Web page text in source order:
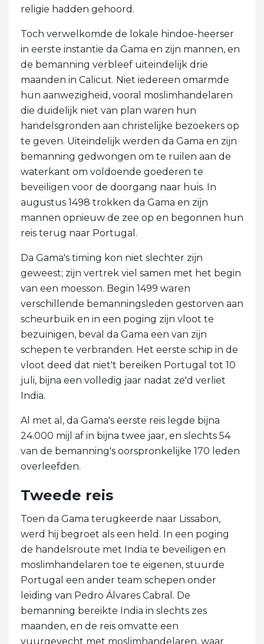
religie hadden gehoord.
Toch verwelkomde de lokale hindoe-heerser
in eerste instantie da Gama en zijn mannen, en
de bemanning verbleef uiteindelijk drie
maanden in Calicut. Niet iedereen omarmde
hun aanwezigheid, vooral moslimhandelaren
die duidelijk niet van plan waren hun
handelsgronden aan christelijke bezoekers op
te geven. Uiteindelijk werden da Gama en zijn
bemanning gedwongen om te ruilen aan de
waterkant om voldoende goederen te
beveiligen voor de doorgang naar huis. In
augustus 1498 trokken da Gama en zijn
mannen opnieuw de zee op en begonnen hun
reis terug naar Portugal.
Da Gama's timing kon niet slechter zijn
geweest; zijn vertrek viel samen met het begin
van een moesson. Begin 1499 waren
verschillende bemanningsleden gestorven aan
scheurbuik en in een poging zijn vloot te
bezuinigen, beval da Gama een van zijn
schepen te verbranden. Het eerste schip in de
vloot deed dat niet't bereiken Portugal tot 10
juli, bijna een volledig jaar nadat ze'd verliet
India.
Al met al, da Gama's eerste reis legde bijna
24.000 mijl af in bijna twee jaar, en slechts 54
van de bemanning's oorspronkelijke 170 leden
overleefden.
Tweede reis
Toen da Gama terugkeerde naar Lissabon,
werd hij begroet als een held. In een poging
de handelsroute met India te beveiligen en
moslimhandelaren toe te eigenen, stuurde
Portugal een ander team schepen onder
leiding van Pedro Álvares Cabral. De
bemanning bereikte India in slechts zes
maanden, en de reis omvatte een
vuurgevecht met moslimhandelaren, waar